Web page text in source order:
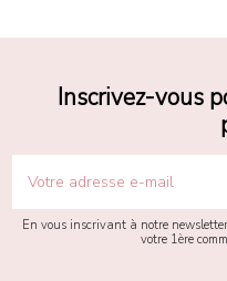
Inscrivez-vous
En vous inscrivant à notre
votre 1ère